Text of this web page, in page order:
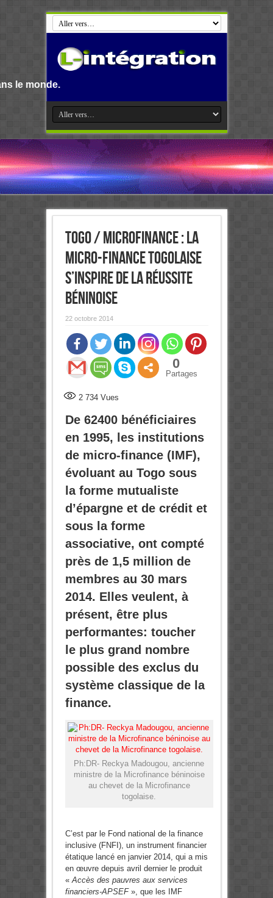
Togo / Microfinance : La
micro-finance togolaise
s’inspire de la réussite
béninoise
22 octobre 2014
0
Partages
2 734Vues
De 62400 bénéficiaires
en 1995, les institutions
de micro-finance (IMF),
évoluant au Togo sous
la forme mutualiste
d’épargne et de crédit et
sous la forme
associative, ont compté
près de 1,5 million de
membres au 30 mars
2014. Elles veulent, à
présent, être plus
performantes: toucher
le plus grand nombre
possible des exclus du
système classique de la
finance.
Ph:DR- Reckya Madougou, ancienne
ministre de la Microfinance béninoise
au chevet de la Microfinance
togolaise.
C’est par le Fond national de la finance
inclusive (FNFI), un instrument financier
étatique lancé en janvier 2014, qui a mis
en œuvre depuis avril dernier le produit
«Accès des pauvres aux services
financiers-APSEF», que les IMF